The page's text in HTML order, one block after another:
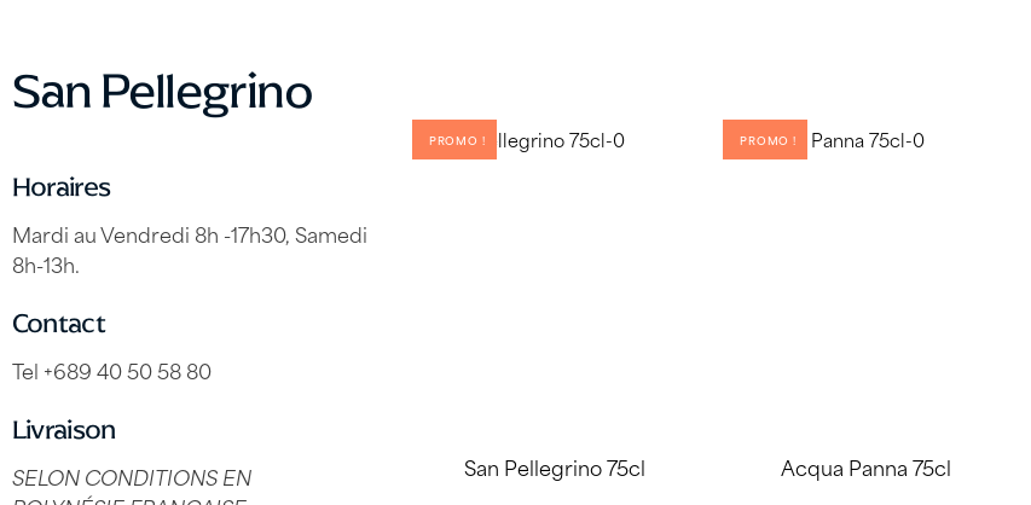
San Pellegrino
Horaires
Mardi au Vendredi 8h -17h30, Samedi
8h-13h.
Contact
Tel +689 40 50 58 80
Livraison
SELON CONDITIONS EN
PROMO !
San Pellegrino 75cl
PROMO !
Acqua Panna 75cl